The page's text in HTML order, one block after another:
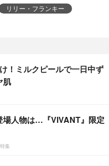
リリー・フランキー
！ミルクピールで一日中ず
肌
場人物は…『VIVANT』限定
集